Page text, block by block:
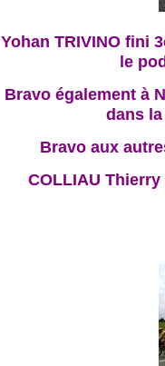
Yohan TRIVINO fini
le
Bravo également à
dans
Bravo aux
COLLIAU Thierry